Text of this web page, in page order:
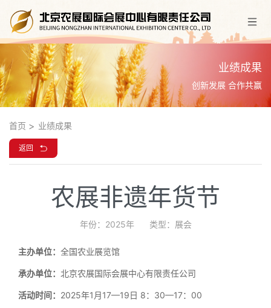
业绩成果
创新发展 合作共赢
首页 业绩成果
返回
农展非遗年货节
年份：2025年 类型：展会
主办单位： 全国农业展览馆
承办单位： 北京农展国际会展中心有限责任公司
活动时间： 2025年1月17—19日 8：30—17：00